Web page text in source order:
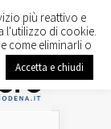
più reattivo e
l'utilizzo di cookie.
come eliminarli o
Accetta e chiudi